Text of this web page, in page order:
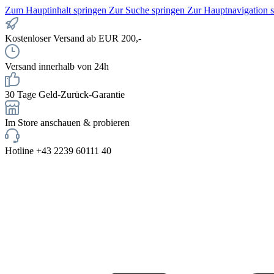
Zum Hauptinhalt springen Zur Suche springen Zur Hauptnavigation
Kostenloser Versand ab EUR 200,-
Versand innerhalb von 24h
30 Tage Geld-Zurück-Garantie
Im Store anschauen & probieren
Hotline +43 2239 60111 40